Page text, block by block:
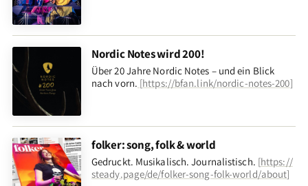
Nordic Notes wird 200!
Über 20 Jahre Nordic Notes – und ein Blick
nach vorn. [https://bfan.link/nordic-notes-200]
folker: song, folk & world
Gedruckt. Musikalisch. Journalistisch. [https://
steady.page/de/folker-song-folk-world/about]